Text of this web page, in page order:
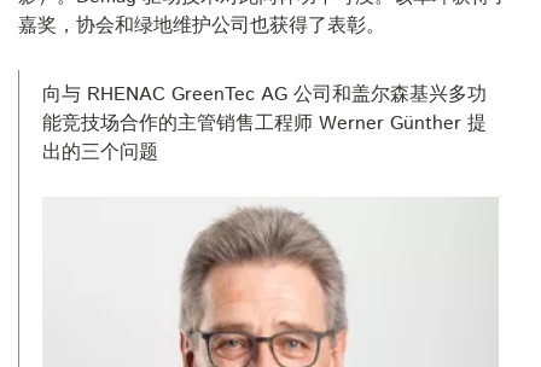
嘉奖，协会和绿地维护公司也获得了表彰。
向与 RHENAC GreenTec AG 公司和盖尔森基兴多功
能竞技场合作的主管销售工程师 Werner Günther 提
出的三个问题